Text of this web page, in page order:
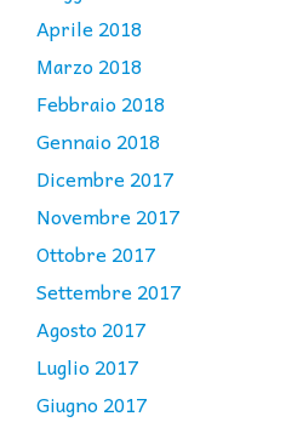
Aprile 2018
Marzo 2018
Febbraio 2018
Gennaio 2018
Dicembre 2017
Novembre 2017
Ottobre 2017
Settembre 2017
Agosto 2017
Luglio 2017
Giugno 2017